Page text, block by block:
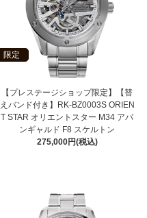
限定
【プレステージショップ限定】【替
えバンド付き】RK-BZ0003S ORIEN
T STAR オリエントスター M34 アバ
ンギャルド F8 スケルトン
275,000円(税込)